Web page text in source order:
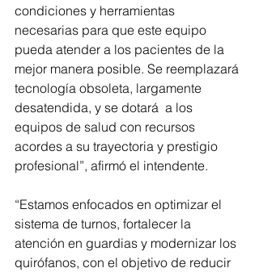
condiciones y herramientas
necesarias para que este equipo
pueda atender a los pacientes de la
mejor manera posible. Se reemplazará
tecnología obsoleta, largamente
desatendida, y se dotará  a los
equipos de salud con recursos
acordes a su trayectoria y prestigio
profesional”, afirmó el intendente.
“Estamos enfocados en optimizar el
sistema de turnos, fortalecer la
atención en guardias y modernizar los
quirófanos, con el objetivo de reducir